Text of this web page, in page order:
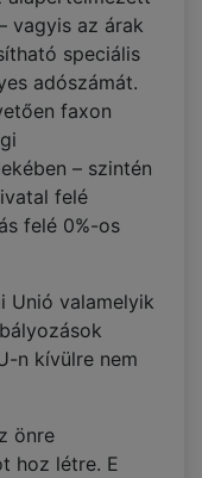
vagyis az árak
speciális
adószámát.
faxon
– szintén
felé
felé 0%-os
Unió valamelyik
n kívülre nem
önre
hoz létre. E